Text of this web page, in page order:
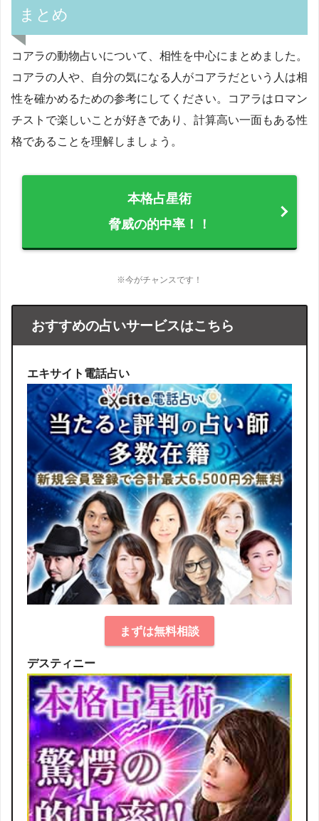
まとめ
コアラの動物占いについて、相性を中心にまとめました。
コアラの人や、自分の気になる人がコアラだという人は相
性を確かめるための参考にしてください。コアラはロマン
チストで楽しいことが好きであり、計算高い一面もある性
格であることを理解しましょう。
本格占星術
脅威の的中率！！
※今がチャンスです！
おすすめの占いサービスはこちら
エキサイト電話占い
まずは無料相談
デスティニー